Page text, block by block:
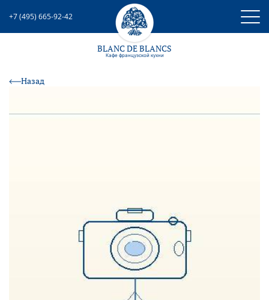
+7 (495) 665-92-42
BLANC DE BLANCS
Кафе французcкой кухни
Назад